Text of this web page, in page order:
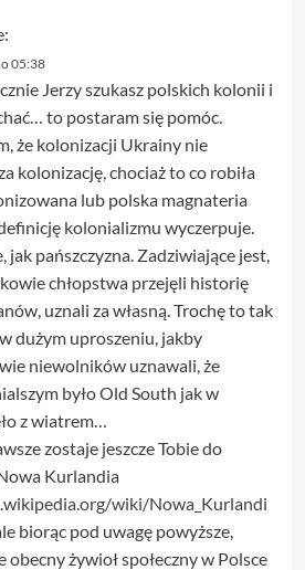
05:38
Jerzy szukasz polskich kolonii i
to postaram się pomóc.
że kolonizacji Ukrainy nie
kolonizację, chociaż to co robiła
lub polska magnateria
kolonializmu wyczerpuje.
jak pańszczyzna. Zadziwiające jest,
chłopstwa przejęli historię
uznali za własną. Trochę to tak
dużym uproszeniu, jakby
niewolników uznawali, że
było Old South jak w
z wiatrem…
zostaje jeszcze Tobie do
Kurlandia
wiki/Nowa_Kurlandi
biorąc pod uwagę powyższe,
obecny żywioł społeczny w Polsce